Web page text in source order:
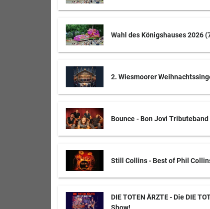
Wahl des Königshauses 2026
2. Wiesmoorer
Bounce - Bon Jovi Tributeband
Still Collins - Best of Phil
DIE TOTEN ÄRZTE - Die DIE